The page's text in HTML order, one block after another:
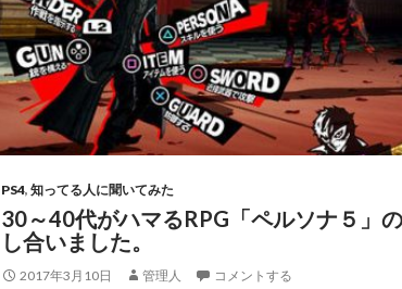
PS4, 知ってる人に聞いてみた
30～40代がハマるRPG「ペルソナ５」
し合いました。
2017年3月10日 管理人 コメントする